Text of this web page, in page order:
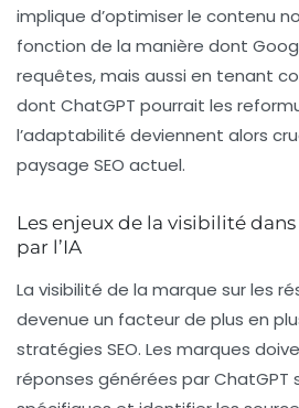
implique d’optimiser le contenu
fonction de la manière dont
requêtes, mais aussi en tenant
dont ChatGPT pourrait les
l’adaptabilité deviennent alors
paysage SEO actuel.
Les enjeux de la visibilité
par l’IA
La visibilité de la marque sur les
devenue un facteur de plus en
stratégies SEO. Les marques
réponses générées par ChatGPT